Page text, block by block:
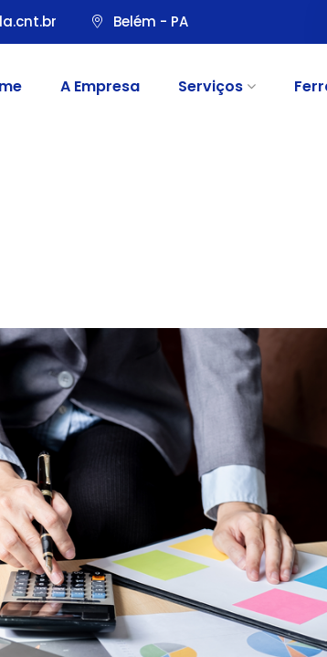
Belém - PA
A Empresa Serviços